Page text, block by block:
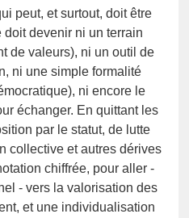
peut, et surtout, doit être
doit devenir ni un terrain
de valeurs), ni un outil de
ni une simple formalité
ni encore le
échanger. En quittant les
par le statut, de lutte
collective et autres dérives
chiffrée, pour aller -
- vers la valorisation des
et une individualisation